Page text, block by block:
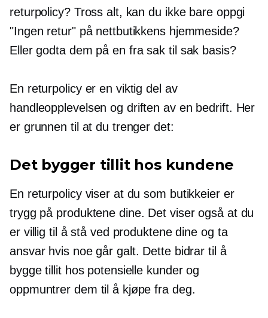
returpolicy? Tross alt, kan du ikke bare oppgi
"Ingen retur" på nettbutikkens hjemmeside?
Eller godta dem på en fra sak til sak basis?
En returpolicy er en viktig del av
handleopplevelsen og driften av en bedrift. Her
er grunnen til at du trenger det:
Det bygger tillit hos kundene
En returpolicy viser at du som butikkeier er
trygg på produktene dine. Det viser også at du
er villig til å stå ved produktene dine og ta
ansvar hvis noe går galt. Dette bidrar til å
bygge tillit hos potensielle kunder og
oppmuntrer dem til å kjøpe fra deg.